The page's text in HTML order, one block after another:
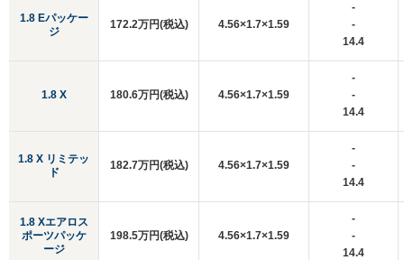
1.8 Eパッケー
ジ
1.8 X
1.8 X リミテッ
ド
1.8 Xエアロス
ポーツパッケ
ージ
172.2万円(税込) 4.56×1.7×1.59
-
-
14.4
180.6万円(税込) 4.56×1.7×1.59
-
-
14.4
182.7万円(税込) 4.56×1.7×1.59
-
-
14.4
198.5万円(税込) 4.56×1.7×1.59
-
-
14.4